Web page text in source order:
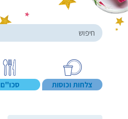
צלחות וכוסות סכו"ם